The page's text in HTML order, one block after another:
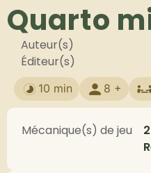
Quarto
Auteur(s)
Éditeur(s)
10 min 8 +
Mécanique(s) de jeu